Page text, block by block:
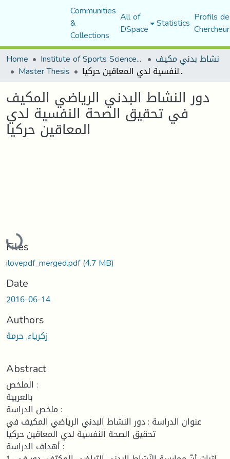
Communities
&
Collections
All of
DSpace Statistics Profils
Home
Institute of Sports Sciences and Techniques نشاط بدني مكيف
Master Thesis دور النشاط البدني الرياضي المكيف في تحقيق الصحة النفسية لدي المعاقين حركيا
دور النشاط البدني الرياضي المكيف
في تحقيق الصحة النفسية لدي
المعاقين حركيا
Loading...
Files
ilovepdf_merged.pdf(4.7 MB)
Date
2016-06-14
Authors
زكرياء, حرمة
Abstract
الملخص :
بالعربية
ملخص الدراسة :
عنوان الدراسة : دور النشاط البدني الرياضي المكيف في
تحقيق الصحة النفسية لدي المعاقين حركيا
أهداف الدراسة :